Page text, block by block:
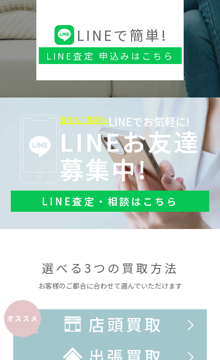
LINEで簡単!
LINE査定 申込みはこちら
査定もご相談も LINEでお気軽に!
LINEお友達
募集中!
LINE査定・相談はこちら
選べる3つの買取方法
お客様のご都合に合わせて選んでいただけます
オススメ
店頭買取